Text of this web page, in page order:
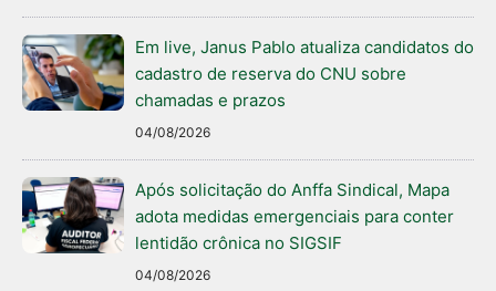
Em live, Janus Pablo atualiza candidatos do
cadastro de reserva do CNU sobre
chamadas e prazos
04/08/2026
Após solicitação do Anffa Sindical, Mapa
adota medidas emergenciais para conter
lentidão crônica no SIGSIF
04/08/2026